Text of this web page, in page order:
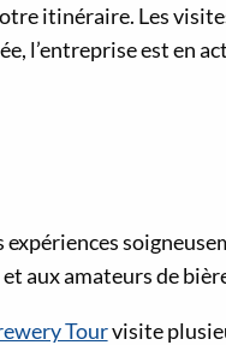
itinéraire. Les
l’entreprise est en
aux amateurs de
Tourvisite